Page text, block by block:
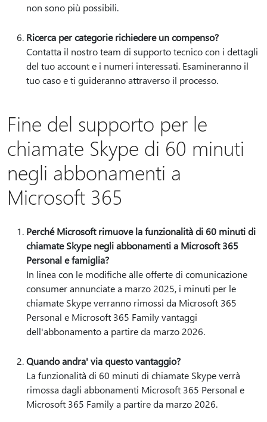
non sono più possibili.
Ricerca per categorie richiedere un compenso?
Contatta il nostro team di supporto tecnico con i dettagli
del tuo account e i numeri interessati. Esamineranno il
tuo caso e ti guideranno attraverso il processo.
Fine del supporto per le
chiamate Skype di 60 minuti
negli abbonamenti a
Microsoft 365
Perché Microsoft rimuove la funzionalità di 60 minuti di
chiamate Skype negli abbonamenti a Microsoft 365
Personal e famiglia?
In linea con le modifiche alle offerte di comunicazione
consumer annunciate a marzo 2025, i minuti per le
chiamate Skype verranno rimossi da Microsoft 365
Personal e Microsoft 365 Family vantaggi
dell'abbonamento a partire da marzo 2026.
Quando andra' via questo vantaggio?
La funzionalità di 60 minuti di chiamate Skype verrà
rimossa dagli abbonamenti Microsoft 365 Personal e
Microsoft 365 Family a partire da marzo 2026.